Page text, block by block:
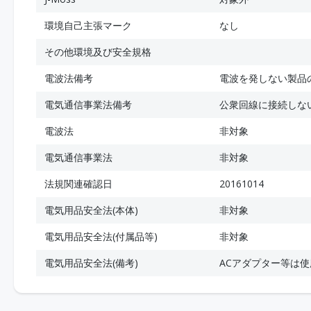
環境自己主張マーク
なし
その他環境及び安全規格
電波法備考
電波を発しない製品
電気通信事業法備考
公衆回線に接続しな
電波法
非対象
電気通信事業法
非対象
法規関連確認日
20161014
電気用品安全法(本体)
非対象
電気用品安全法(付属品等)
非対象
電気用品安全法(備考)
ACアダプター等は